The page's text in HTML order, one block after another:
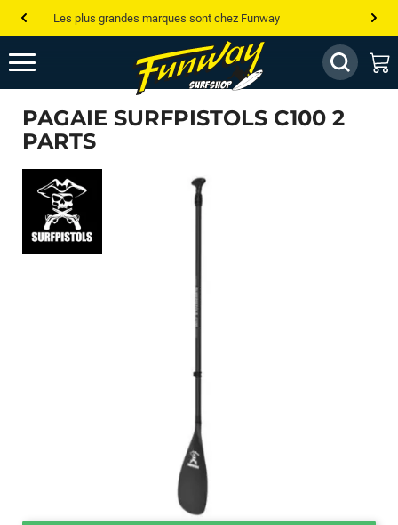
Les plus grandes marques sont chez Funway
Jusqu’à -75% de remise sur le windsurf, wingfoil, etc...
💰 Meilleur prix garanti — Moins cher ailleurs ? On s’aligne !
Besoin de conseils de pro ? Appelle nous !
PAGAIE SURFPISTOLS C100 2
PARTS